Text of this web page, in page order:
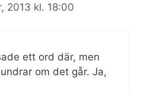
2013 kl. 18:00
ett ord där, men
om det går. Ja,